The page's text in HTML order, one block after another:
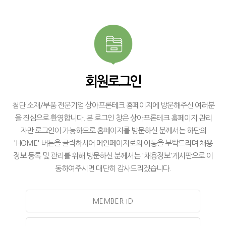
회원로그인
첨단 소재/부품 전문기업 상아프론테크 홈페이지에 방문해주신 여러분
을 진심으로 환영합니다. 본 로그인 창은 상아프론테크 홈페이지 관리
자만 로그인이 가능하므로 홈페이지를 방문하신 분께서는 하단의
'HOME' 버튼을 클릭하시어 메인페이지로의 이동을 부탁드리며 채용
정보 등록 및 관리를 위해 방문하신 분께서는 '채용정보'게시판으로 이
동하여주시면 대단히 감사드리겠습니다.